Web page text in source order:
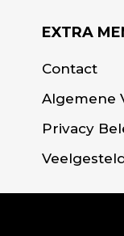
EXTRA
Contact
Algemene
Privacy